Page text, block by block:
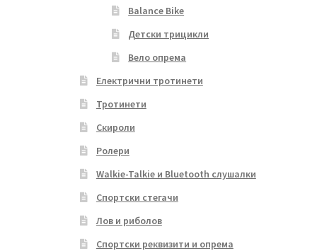
Balance Bike
Детски трицикли
Вело опрема
Електрични тротинети
Тротинети
Скироли
Ролери
Walkie-Talkie и Bluetooth слушалки
Спортски стегачи
Лов и риболов
Спортски реквизити и опрема